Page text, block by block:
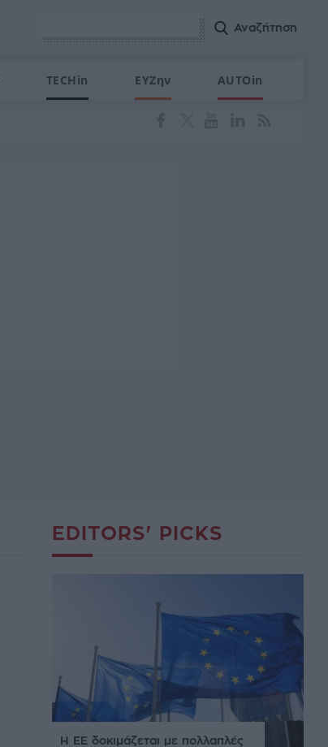
TECHin ΕΥΖην AUTOin
EDITORS' PICKS
Η ΕΕ δοκιμάζεται με πολλαπλές